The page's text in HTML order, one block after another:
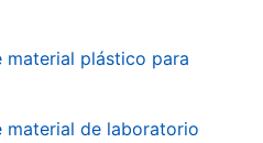
material plástico para
material de laboratorio